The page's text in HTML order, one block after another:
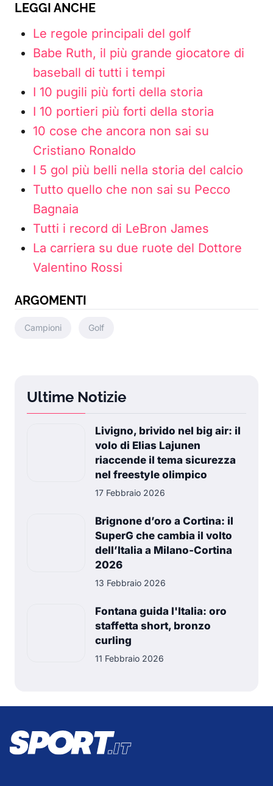
LEGGI ANCHE
Le regole principali del golf
Babe Ruth, il più grande giocatore di
baseball di tutti i tempi
I 10 pugili più forti della storia
I 10 portieri più forti della storia
10 cose che ancora non sai su
Cristiano Ronaldo
I 5 gol più belli nella storia del calcio
Tutto quello che non sai su Pecco
Bagnaia
Tutti i record di LeBron James
La carriera su due ruote del Dottore
Valentino Rossi
ARGOMENTI
Campioni Golf
Ultime Notizie
Livigno, brivido nel big air: il
volo di Elias Lajunen
riaccende il tema sicurezza
nel freestyle olimpico
17 Febbraio 2026
Brignone d’oro a Cortina: il
SuperG che cambia il volto
dell’Italia a Milano-Cortina
2026
13 Febbraio 2026
Fontana guida l'Italia: oro
staffetta short, bronzo
curling
11 Febbraio 2026